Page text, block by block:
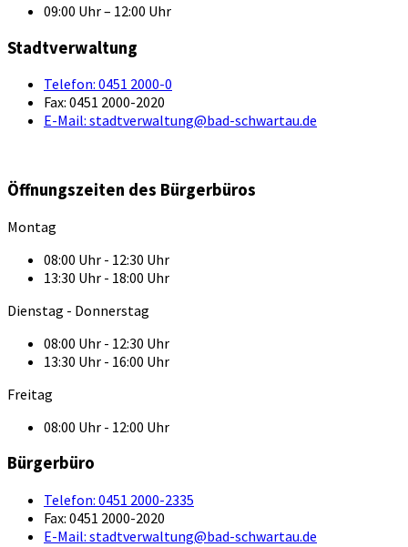
09:00 Uhr – 12:00 Uhr
Stadtverwaltung
Telefon: 0451 2000-0
Fax: 0451 2000-2020
E-Mail: stadtverwaltung@bad-schwartau.de
Öffnungszeiten des Bürgerbüros
Montag
08:00 Uhr - 12:30 Uhr
13:30 Uhr - 18:00 Uhr
Dienstag - Donnerstag
08:00 Uhr - 12:30 Uhr
13:30 Uhr - 16:00 Uhr
Freitag
08:00 Uhr - 12:00 Uhr
Bürgerbüro
Telefon: 0451 2000-2335
Fax: 0451 2000-2020
E-Mail: stadtverwaltung@bad-schwartau.de